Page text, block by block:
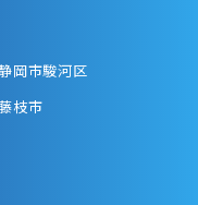
岡市駿河区
枝市